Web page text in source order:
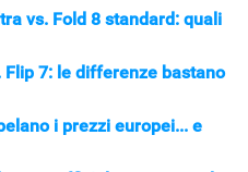
vs. Fold 8 standard: quali
Flip 7: le differenze bastano
i prezzi europei... e